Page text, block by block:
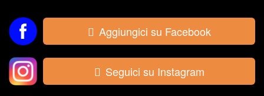
Aggiungici su Facebook
Seguici su Instagram